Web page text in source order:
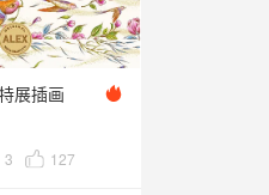
展插画
3 127